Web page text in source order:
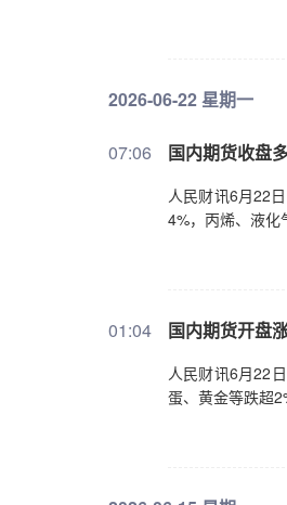
2026-06-22 星期一
07:06 国内期货收盘
人民财讯6月22
4%，丙烯、液化
01:04 国内期货开盘
人民财讯6月22
蛋、黄金等跌超